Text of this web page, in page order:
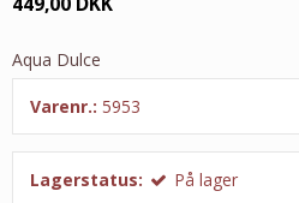
Aqua Dulce
Varenr.: 5953
Lagerstatus: På lager